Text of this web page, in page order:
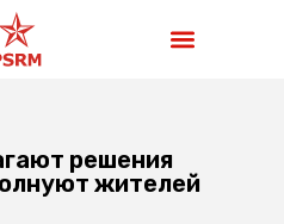
решения
жителей